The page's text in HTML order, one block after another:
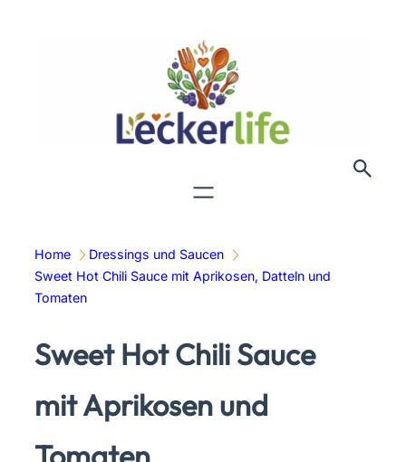
Home
Dressings und Saucen
Sweet Hot Chili Sauce mit Aprikosen, Datteln und
Tomaten
Sweet Hot Chili Sauce
mit Aprikosen und